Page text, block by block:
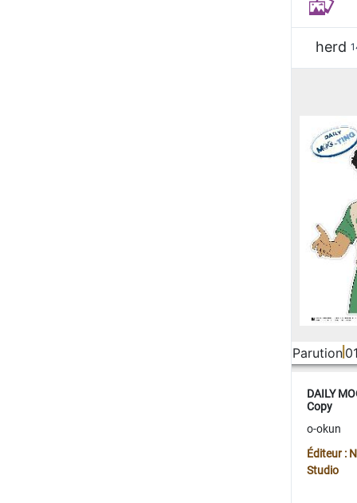
herd
Parution
DAILY
Copy
o-okun
Éditeur :
Studio